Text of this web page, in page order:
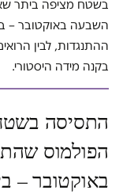
בשטח מציפה ביתר
השבעה באוקטובר –
ההתנגדות, לבין
בקנה מידה היסטורי.
התסיסה
הפולמוס
באוקטובר –